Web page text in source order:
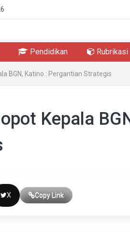
Pendidikan Rubrikasi
BGN, Katino : Pergantian Strategis
Kepala
X Copy Link